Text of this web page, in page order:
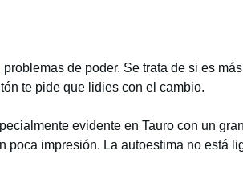
de poder. Se trata de si es
te pide que lidies con el cambio.
evidente en Tauro con un
poca impresión. La autoestima no está